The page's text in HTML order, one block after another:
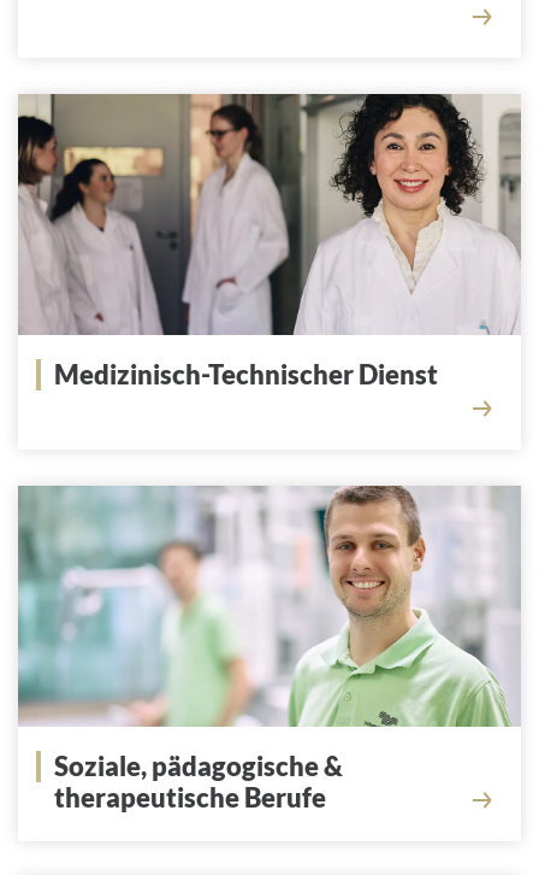
Medizinisch-Technischer Dienst
Soziale, pädagogische &
therapeutische Berufe